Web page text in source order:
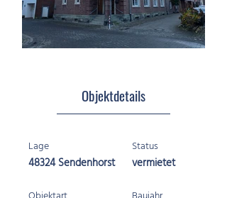
Objektdetails
Lage Status
48324 Sendenhorst vermietet